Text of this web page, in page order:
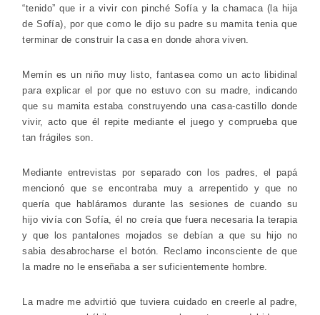
“tenido” que ir a vivir con pinché Sofía y la chamaca (la hija
de Sofía), por que como le dijo su padre su mamita tenia que
terminar de construir la casa en donde ahora viven.
Memín es un niño muy listo, fantasea como un acto libidinal
para explicar el por que no estuvo con su madre, indicando
que su mamita estaba construyendo una casa-castillo donde
vivir, acto que él repite mediante el juego y comprueba que
tan frágiles son.
Mediante entrevistas por separado con los padres, el papá
mencionó que se encontraba muy a arrepentido y que no
quería que habláramos durante las sesiones de cuando su
hijo vivía con Sofía, él no creía que fuera necesaria la terapia
y que los pantalones mojados se debían a que su hijo no
sabia desabrocharse el botón. Reclamo inconsciente de que
la madre no le enseñaba a ser suficientemente hombre.
La madre me advirtió que tuviera cuidado en creerle al padre,